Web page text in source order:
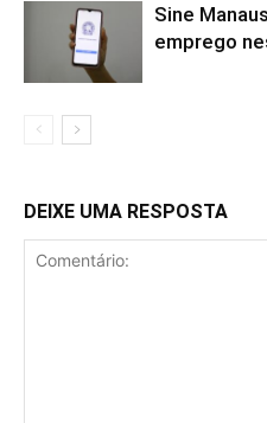
Sine
emprego
DEIXE UMA RESPOSTA